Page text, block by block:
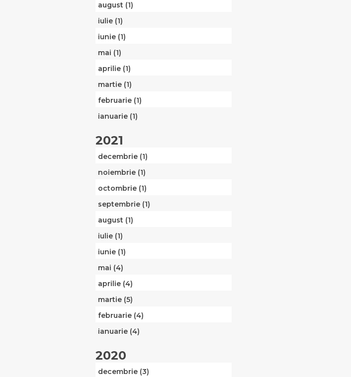
august (1)
iulie (1)
iunie (1)
mai (1)
aprilie (1)
martie (1)
februarie (1)
ianuarie (1)
2021
decembrie (1)
noiembrie (1)
octombrie (1)
septembrie (1)
august (1)
iulie (1)
iunie (1)
mai (4)
aprilie (4)
martie (5)
februarie (4)
ianuarie (4)
2020
decembrie (3)